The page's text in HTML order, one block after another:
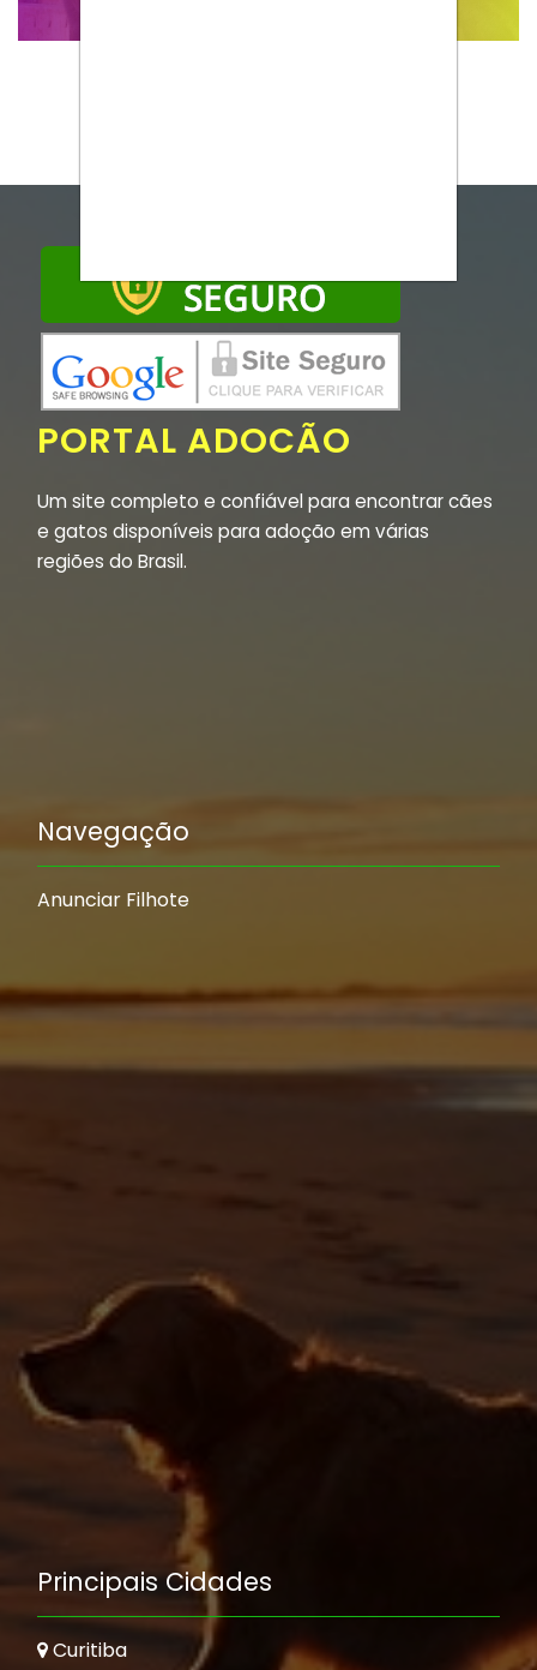
PORTAL ADOCÃO
Um site completo e confiável para encontrar cães
e gatos disponíveis para adoção em várias
regiões do Brasil.
Navegação
Anunciar Filhote
Principais Cidades
Curitiba